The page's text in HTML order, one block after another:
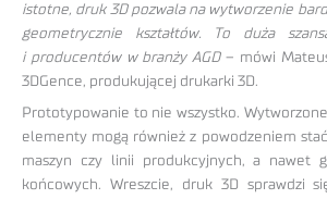
istotne, druk 3D pozwala na wytworzenie
geometrycznie kształtów. To duża
i producentów w branży AGD– mówi
3DGence, produkującej drukarki 3D.
Prototypowanie to nie wszystko.
elementy mogą również z powodzeniem
maszyn czy linii produkcyjnych, a nawet
końcowych. Wreszcie, druk 3D sprawdzi